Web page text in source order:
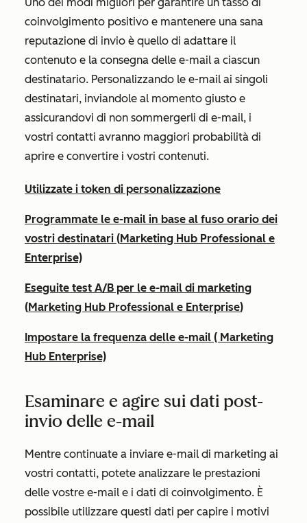
coinvolgimento positivo e mantenere una sana
reputazione di invio è quello di adattare il
contenuto e la consegna delle e-mail a ciascun
destinatario. Personalizzando le e-mail ai singoli
destinatari, inviandole al momento giusto e
assicurandovi di non sommergerli di e-mail, i
vostri contatti avranno maggiori probabilità di
aprire e convertire i vostri contenuti.
Utilizzate i token di personalizzazione
Programmate le e-mail in base al fuso orario dei
vostri destinatari (Marketing Hub Professional e
Enterprise)
Eseguite test A/B per le e-mail di marketing
(Marketing Hub Professional e Enterprise)
Impostare la frequenza delle e-mail ( Marketing
Hub Enterprise)
Esaminare e agire sui dati post-
invio delle e-mail
Mentre continuate a inviare e-mail di marketing ai
vostri contatti, potete analizzare le prestazioni
delle vostre e-mail e i dati di coinvolgimento. È
possibile utilizzare questi dati per capire i motivi